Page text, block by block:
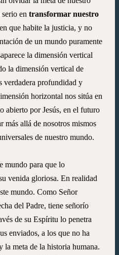
en transformar nuestro
que habite la justicia, y no
de un mundo puramente
la dimensión vertical
la dimensión vertical de
verdadera profundidad y
horizontal nos sitúa en
abierto por Jesús, en el futuro
más allá de nosotros mismos
de nuestro mundo.
mundo para que lo
venida gloriosa. En realidad
mundo. Como Señor
del Padre, tiene señorío
de su Espíritu lo penetra
enviados, a los que no ha
la meta de la historia humana.